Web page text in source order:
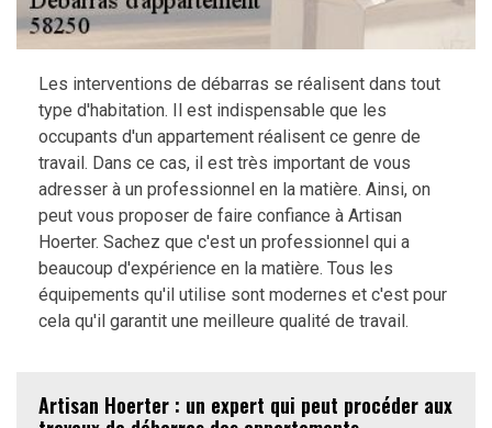
Les interventions de débarras se réalisent dans tout
type d'habitation. Il est indispensable que les
occupants d'un appartement réalisent ce genre de
travail. Dans ce cas, il est très important de vous
adresser à un professionnel en la matière. Ainsi, on
peut vous proposer de faire confiance à Artisan
Hoerter. Sachez que c'est un professionnel qui a
beaucoup d'expérience en la matière. Tous les
équipements qu'il utilise sont modernes et c'est pour
cela qu'il garantit une meilleure qualité de travail.
Artisan Hoerter : un expert qui peut procéder aux